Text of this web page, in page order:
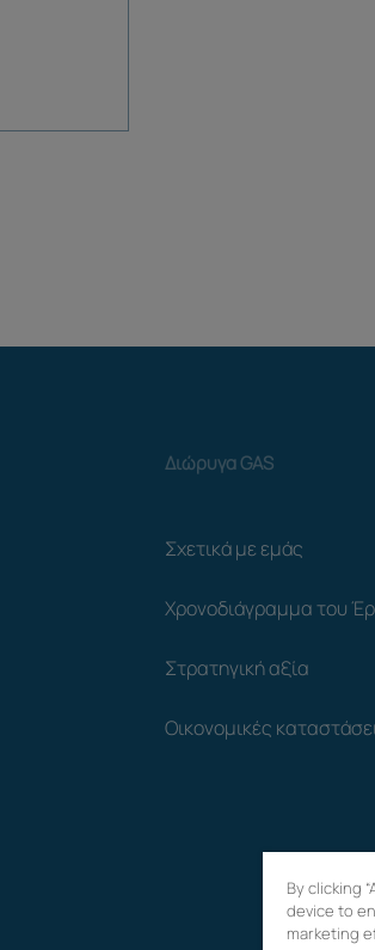
Διώρυγα GAS
Σχετικά με εμάς
Χρονοδιάγραμμα του
Στρατηγική αξία
Οικονομικές
By clicking
device to
marketing